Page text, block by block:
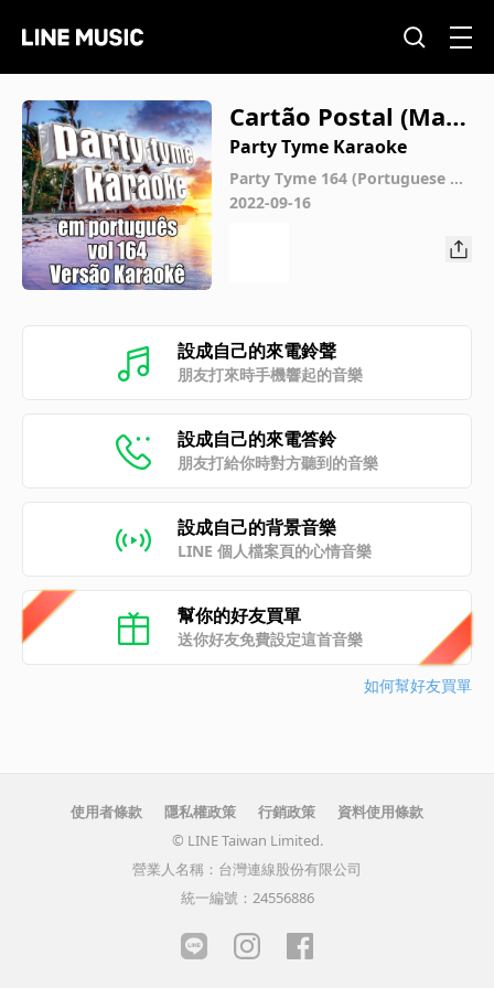
Cartão Postal (Mad
e Popular By Exalta
samba) [Karaoke Ve
rsion]
Party Tyme Karaoke
Party Tyme 164 (Portuguese Ka
raoke Versions)
2022-09-16
設成自己的來電鈴聲
朋友打來時手機響起的音樂
設成自己的來電答鈴
朋友打給你時對方聽到的音樂
設成自己的背景音樂
LINE 個人檔案頁的心情音樂
幫你的好友買單
送你好友免費設定這首音樂
如何幫好友買單
使用者條款 隱私權政策 行銷政策
資料使用條款
© LINE Taiwan Limited.
營業人名稱：台灣連線股份有限公司
統一編號：24556886